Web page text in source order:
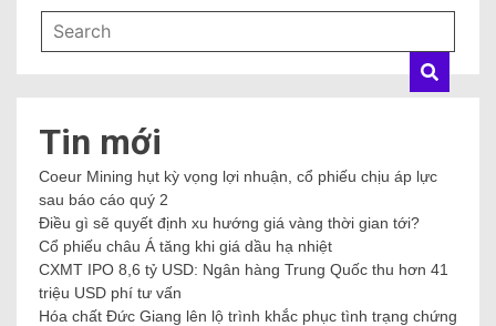
Tin mới
Coeur Mining hụt kỳ vọng lợi nhuận, cổ phiếu chịu áp lực
sau báo cáo quý 2
Điều gì sẽ quyết định xu hướng giá vàng thời gian tới?
Cổ phiếu châu Á tăng khi giá dầu hạ nhiệt
CXMT IPO 8,6 tỷ USD: Ngân hàng Trung Quốc thu hơn 41
triệu USD phí tư vấn
Hóa chất Đức Giang lên lộ trình khắc phục tình trạng chứng